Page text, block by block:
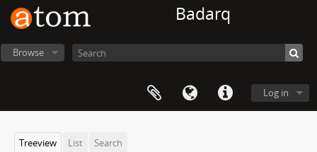
Badarq
Browse
Log in
Treeview List Search